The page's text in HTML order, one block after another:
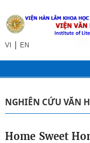
VI | EN
NGHIÊN CỨU VĂN
Home Sweet